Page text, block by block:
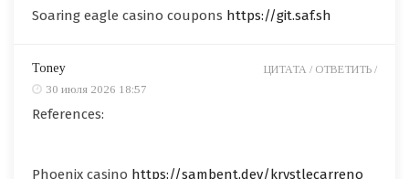
Soaring eagle casino coupons https://git.saf.sh
Toney
30 июля 2026 18:57
References:
Phoenix casino https://sambent.dev/krystlecarreno
ЦИТАТА / ОТВЕТИТЬ /